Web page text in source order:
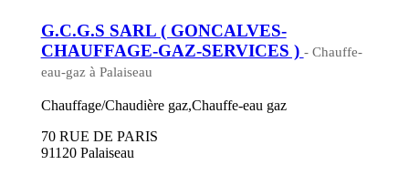
G.C.G.S SARL ( GONCALVES-
CHAUFFAGE-GAZ-SERVICES ) - Chauffe-
eau-gaz à Palaiseau
Chauffage/Chaudière gaz,Chauffe-eau gaz
70 RUE DE PARIS
91120 Palaiseau